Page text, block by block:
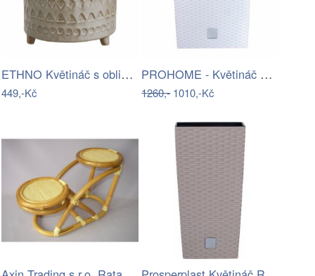
ETHNO Květináč s obličejem 14 cm - sv…
449,-Kč
PROHOME - Květináč Rato Low 40cm bílý
1260,-1010,-Kč